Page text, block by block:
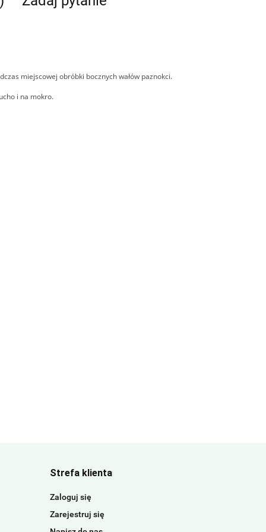
miejscowej obróbki bocznych wałów paznokci.
i na mokro.
Strefa klienta
Zaloguj się
Zarejestruj się